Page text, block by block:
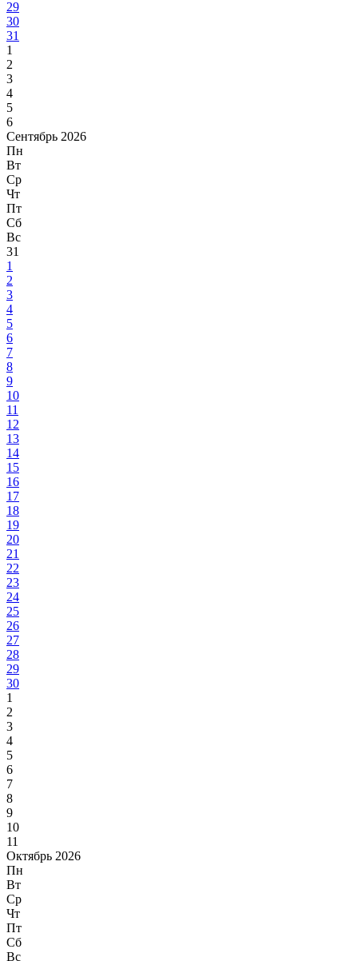
29
30
31
1
2
3
4
5
6
Сентябрь 2026
Пн
Вт
Ср
Чт
Пт
Сб
Вс
31
1
2
3
4
5
6
7
8
9
10
11
12
13
14
15
16
17
18
19
20
21
22
23
24
25
26
27
28
29
30
1
2
3
4
5
6
7
8
9
10
11
Октябрь 2026
Пн
Вт
Ср
Чт
Пт
Сб
Вс